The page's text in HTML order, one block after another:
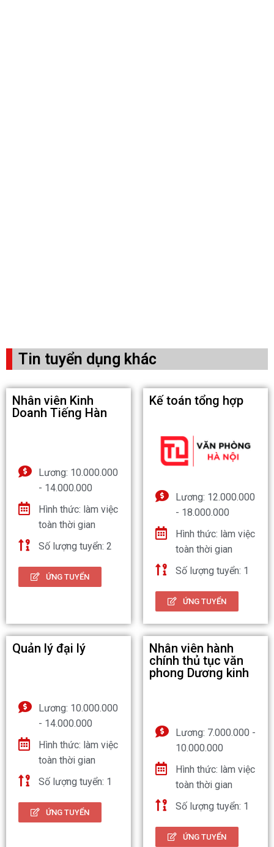
Tin tuyển dụng khác
Nhân viên Kinh
Doanh Tiếng Hàn
Lương: 10.000.000
- 14.000.000
Hình thức: làm việc
toàn thời gian
Số lượng tuyển: 2
ỨNG TUYỂN
Kế toán tổng hợp
Lương: 12.000.000
- 18.000.000
Hình thức: làm việc
toàn thời gian
Số lượng tuyển: 1
ỨNG TUYỂN
Quản lý đại lý
Lương: 10.000.000
- 14.000.000
Hình thức: làm việc
toàn thời gian
Số lượng tuyển: 1
ỨNG TUYỂN
Nhân viên hành
chính thủ tục văn
phong Dương kinh
Lương: 7.000.000 -
10.000.000
Hình thức: làm việc
toàn thời gian
Số lượng tuyển: 1
ỨNG TUYỂN